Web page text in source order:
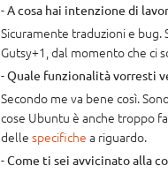
-A cosa hai intenzione di
Sicuramente traduzioni e
Gutsy+1, dal momento che ci
-Quale funzionalità vorresti
Secondo me va bene così.
cose Ubuntu è anche troppo
delle specifiche a riguardo.
-Come ti sei avvicinato alla